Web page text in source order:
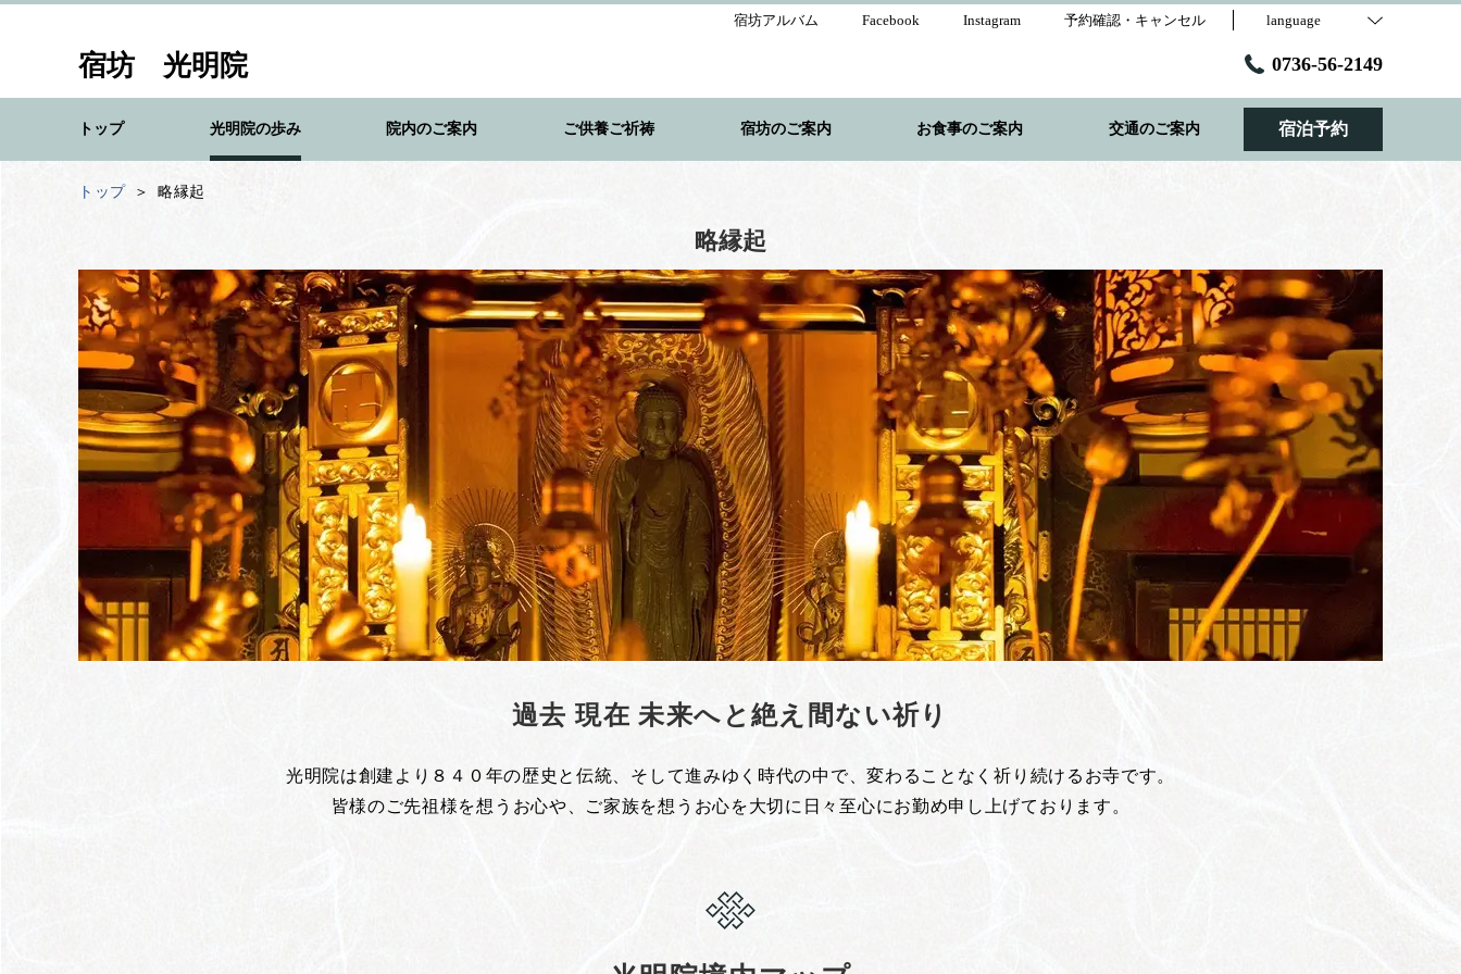
宿坊アルバム Facebook Instagram 予約確認・キャンセル language
宿坊 光明院 0736-56-2149
トップ 光明院の歩み 院内のご案内 ご供養ご祈祷 宿坊のご案内 お食事のご案内 交通のご案内 宿泊予約
トップ 略縁起
略縁起
過去 現在 未来へと絶え間ない祈り
光明院は創建より８４０年の歴史と伝統、そして進みゆく時代の中で、変わることなく祈り続けるお寺です。
皆様のご先祖様を想うお心や、ご家族を想うお心を大切に日々至心にお勤め申し上げております。